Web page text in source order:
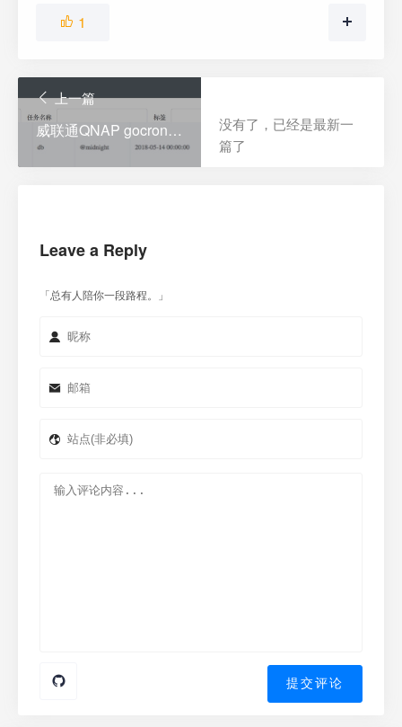
1
上一篇
威联通QNAP gocron 定时任务管理系统
没有了，已经是最新一
篇了
Leave a Reply
「总有人陪你一段路程。」